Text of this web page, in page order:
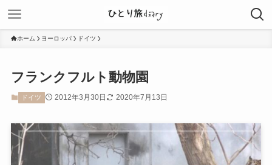
ホーム ヨーロッパ ドイツ
フランクフルト動物園
ドイツ 2012年3月30日 2020年7月13日